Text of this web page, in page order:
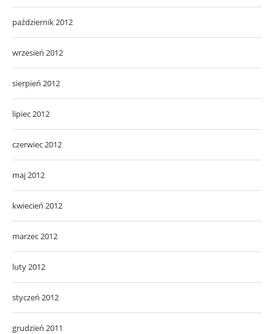
październik 2012
wrzesień 2012
sierpień 2012
lipiec 2012
czerwiec 2012
maj 2012
kwiecień 2012
marzec 2012
luty 2012
styczeń 2012
grudzień 2011